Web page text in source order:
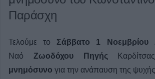
Παράσχη
Τελούμε το Σάββατο 1 Νοεμβρίου
Ναό Ζωοδόχου Πηγής
μνημόσυνο για την ανάπαυση της